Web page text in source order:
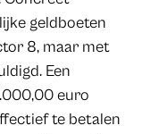
geldboeten
8, maar met
Een
euro
te betalen